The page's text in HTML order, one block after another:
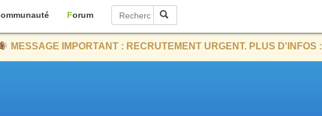
Communauté Forum
MESSAGE IMPORTANT : RECRUTEMENT URGENT. PLUS D'INFOS :